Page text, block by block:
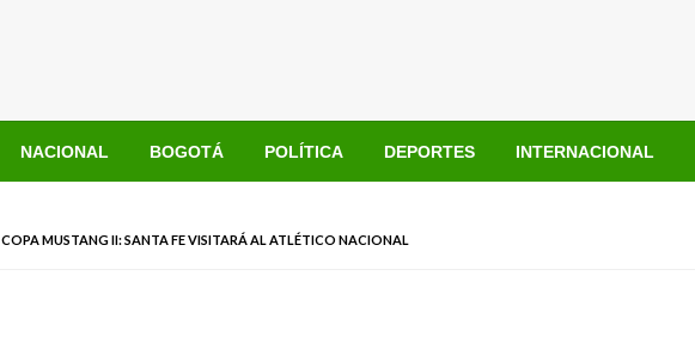
NACIONAL BOGOTÁ POLÍTICA DEPORTES INTERNACIONAL
COPA MUSTANG II: SANTA FE VISITARÁ AL ATLÉTICO NACIONAL